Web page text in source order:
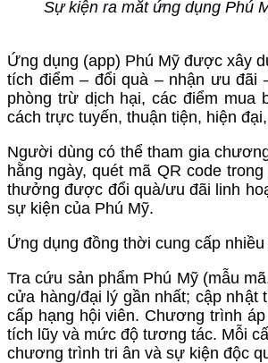
Sự kiện ra mắt ứng dụng Phú
Ứng dụng (app) Phú Mỹ được xây
tích điểm – đổi quà – nhận ưu đãi
phòng trừ dịch hại, các điểm mua
cách trực tuyến, thuận tiện, hiện
Người dùng có thể tham gia
hằng ngày, quét mã QR code
thưởng được đổi quà/ưu đãi linh
sự kiện của Phú Mỹ.
Ứng dụng đồng thời cung cấp
Tra cứu sản phẩm Phú Mỹ (mẫu
cửa hàng/đại lý gần nhất; cập nhật
cấp hạng hội viên. Chương trình
tích lũy và mức độ tương tác. Mỗi
chương trình tri ân và sự kiện độc